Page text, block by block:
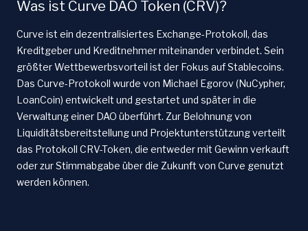
Was ist Curve DAO Token (CRV)?
Curve ist ein dezentralisiertes Exchange-Protokoll, das
Kreditgeber und Kreditnehmer miteinander verbindet. Sein
größter Wettbewerbsvorteil ist der Fokus auf Stablecoins.
Das Curve-Protokoll wurde von Michael Egorov (NuCypher,
LoanCoin) entwickelt und gestartet und später in die
Verwaltung einer DAO überführt. Zur Belohnung von
Liquiditätsbereitstellung und Projektunterstützung verteilt
das Protokoll CRV-Token, die entweder mit Gewinn verkauft
oder zur Stimmabgabe über die Zukunft von Curve genutzt
werden können.